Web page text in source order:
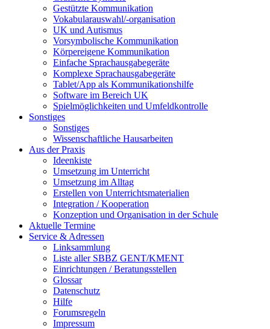
Gestützte Kommunikation
Vokabularauswahl/-organisation
UK und Autismus
Vorsymbolische Kommunikation
Körpereigene Kommunikation
Einfache Sprachausgabegeräte
Komplexe Sprachausgabegeräte
Tablet/App als Kommunikationshilfe
Software im Bereich UK
Spielmöglichkeiten und Umfeldkontrolle
Sonstiges
Sonstiges
Wissenschaftliche Hausarbeiten
Aus der Praxis
Ideenkiste
Umsetzung im Unterricht
Umsetzung im Alltag
Erstellen von Unterrichtsmaterialien
Integration / Kooperation
Konzeption und Organisation in der Schule
Aktuelle Termine
Service & Adressen
Linksammlung
Liste aller SBBZ GENT/KMENT
Einrichtungen / Beratungsstellen
Glossar
Datenschutz
Hilfe
Forumsregeln
Impressum